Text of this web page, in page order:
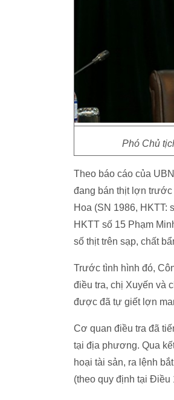
Phó Chủ
Theo báo cáo của
đang bán thịt lợn
Hoa (SN 1986, HKTT:
HKTT số 15 Phạm
số thịt trên sạp, chất
Trước tình hình đó,
điều tra, chị Xuyến và
được đã tự giết lợn
Cơ quan điều tra đã
tại địa phương. Qua
hoại tài sản, ra lệnh
(theo quy định tại Điều